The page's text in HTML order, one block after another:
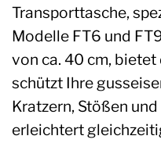
Transporttasche,
Modelle FT6 und
von ca. 40 cm,
schützt Ihre
Kratzern, Stößen
erleichtert